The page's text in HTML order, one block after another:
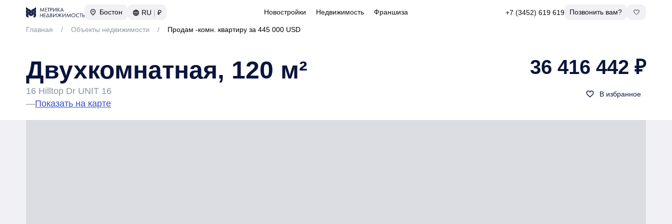
Бостон RU | ₽ Новостройки Недвижимость Франшиза +7 (3452) 619 619 Позвонить вам?
Главная / Объекты недвижимости / Продам -комн. квартиру за 445 000 USD
Двухкомнатная, 120 м²
16 Hilltop Dr UNIT 16
—Показать на карте
36 416 442 ₽
favorite_border В избранное